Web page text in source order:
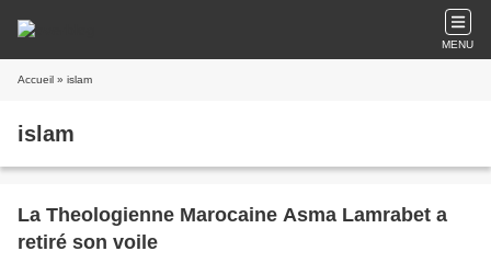
MENU
Accueil » islam
islam
La Theologienne Marocaine Asma Lamrabet a
retiré son voile